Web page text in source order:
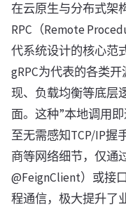
在云原生与分布式架
RPC（Remote
代系统设计的核心范
gRPC为代表的各类
现、负载均衡等底层
面。这种”本地调用
至无需感知TCP/IP握
商等网络细节，仅通
@FeignClient）或接
程通信，极大提升了